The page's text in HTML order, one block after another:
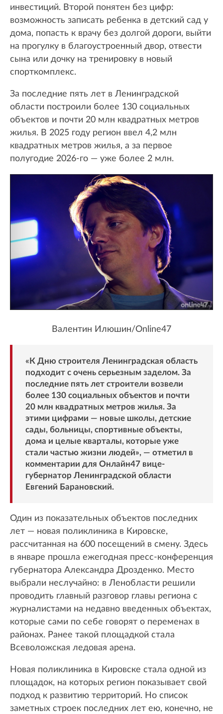
инвестиций. Второй понятен без цифр:
возможность записать ребенка в детский сад у
дома, попасть к врачу без долгой дороги, выйти
на прогулку в благоустроенный двор, отвести
сына или дочку на тренировку в новый
спорткомплекс.
За последние пять лет в Ленинградской
области построили более 130 социальных
объектов и почти 20 млн квадратных метров
жилья. В 2025 году регион ввел 4,2 млн
квадратных метров жилья, а за первое
полугодие 2026-го — уже более 2 млн.
Валентин Илюшин/Online47
«К Дню строителя Ленинградская область
подходит с очень серьезным заделом. За
последние пять лет строители возвели
более 130 социальных объектов и почти
20 млн квадратных метров жилья. За
этими цифрами — новые школы, детские
сады, больницы, спортивные объекты,
дома и целые кварталы, которые уже
стали частью жизни людей», — отметил в
комментарии для Онлайн47 вице-
губернатор Ленинградской области
Евгений Барановский.
Один из показательных объектов последних
лет — новая поликлиника в Кировске,
рассчитанная на 600 посещений в смену. Здесь
в январе прошла ежегодная пресс-конференция
губернатора Александра Дрозденко. Место
выбрали неслучайно: в Ленобласти решили
проводить главный разговор главы региона с
журналистами на недавно введенных объектах,
которые сами по себе говорят о переменах в
районах. Ранее такой площадкой стала
Всеволожская ледовая арена.
Новая поликлиника в Кировске стала одной из
площадок, на которых регион показывает свой
подход к развитию территорий. Но список
заметных строек последних лет ею, конечно, не